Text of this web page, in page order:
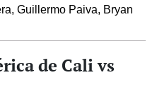
Guillermo Paiva, Bryan
de Cali vs